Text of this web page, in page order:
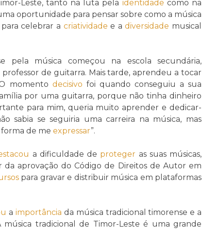
Leste, tanto na luta pela identidade como na
oportunidade para pensar sobre como a música
celebrar a criatividade e adiversidade musical
pela música começou na escola secundária,
de guitarra. Mais tarde, aprendeu a tocar
momento decisivo foi quando conseguiu a sua
por uma guitarra, porque não tinha dinheiro
para mim, queria muito aprender e dedicar-
sabia se seguiria uma carreira na música, mas
de me expressar”.
a dificuldade de proteger as suas músicas,
da aprovação do Código de Direitos de Autor em
para gravar e distribuir música em plataformas
aimportância da música tradicional timorense e a
música tradicional de Timor-Leste é uma grande